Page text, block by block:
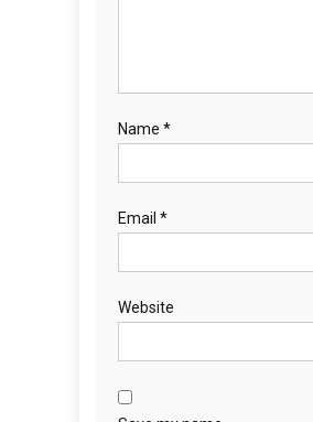
Name *
Email *
Website